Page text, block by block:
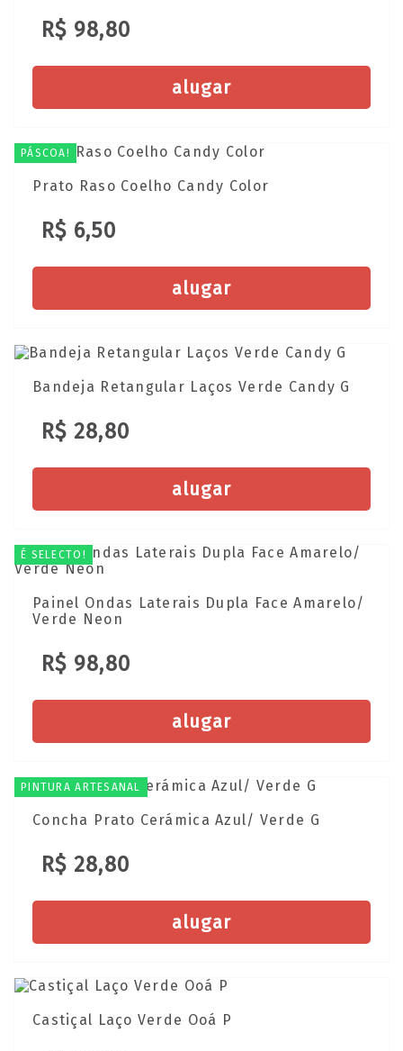
R$ 98,80
alugar
PÁSCOA!
Prato Raso Coelho Candy Color
R$ 6,50
alugar
Bandeja Retangular Laços Verde Candy G
R$ 28,80
alugar
É SELECTO!
Painel Ondas Laterais Dupla Face Amarelo/
Verde Neon
R$ 98,80
alugar
PINTURA ARTESANAL
Concha Prato Cerámica Azul/ Verde G
R$ 28,80
alugar
Castiçal Laço Verde Ooá P